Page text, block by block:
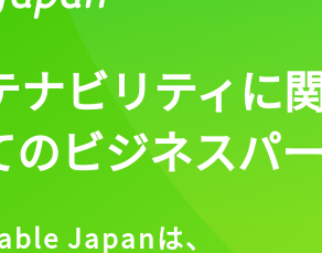
ナビリティに
のビジネスパ
Japanは、